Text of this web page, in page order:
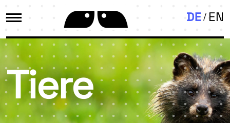
DE EN
Tiere